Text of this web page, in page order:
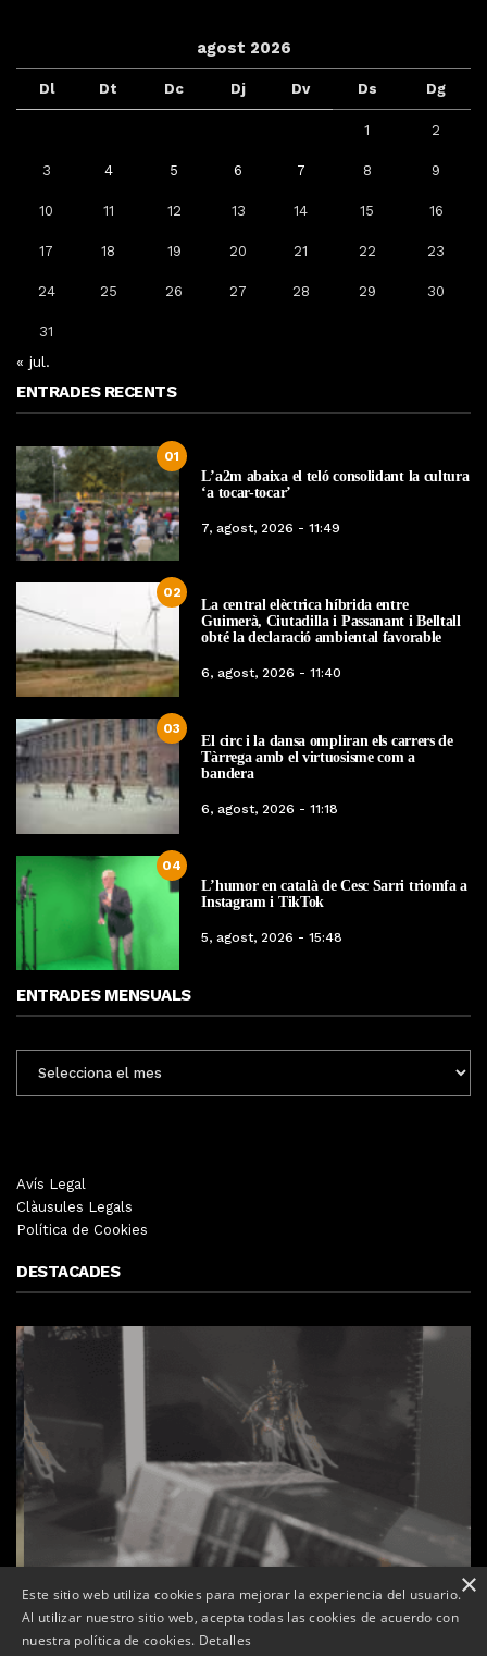
agost 2026
Dl Dt Dc Dj Dv Ds Dg
1 2
3 4 5 6 7 8 9
10 11 12 13 14 15 16
17 18 19 20 21 22 23
24 25 26 27 28 29 30
31
« jul.
ENTRADES RECENTS
01
L’a2m abaixa el teló consolidant la cultura
‘a tocar-tocar’
7, agost, 2026 - 11:49
02
La central elèctrica híbrida entre
Guimerà, Ciutadilla i Passanant i Belltall
obté la declaració ambiental favorable
6, agost, 2026 - 11:40
03
El circ i la dansa ompliran els carrers de
Tàrrega amb el virtuosisme com a
bandera
6, agost, 2026 - 11:18
04
L’humor en català de Cesc Sarri triomfa a
Instagram i TikTok
5, agost, 2026 - 15:48
ENTRADES MENSUALS
MENSUALS
Avís Legal
Clàusules Legals
Política de Cookies
DESTACADES
×
Este sitio web utiliza cookies para mejorar la experiencia del usuario.
Al utilizar nuestro sitio web, acepta todas las cookies de acuerdo con
nuestra política de cookies. Detalles